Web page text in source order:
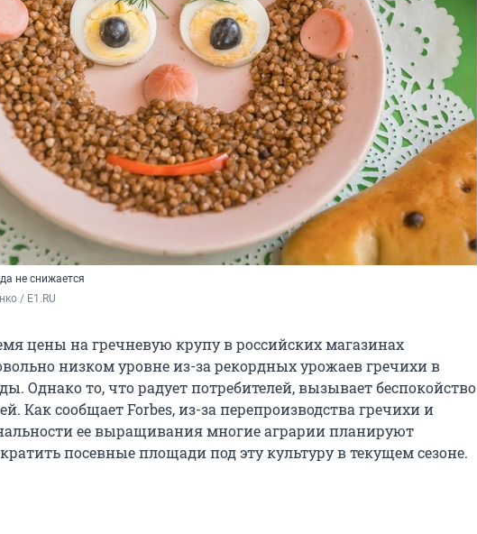
не снижается
/ E1.RU
цены на гречневую крупу в российских магазинах
низком уровне из-за рекордных урожаев гречихи в
Однако то, что радует потребителей, вызывает беспокойство
Как сообщает Forbes, из-за перепроизводства гречихи и
ее выращивания многие аграрии планируют
посевные площади под эту культуру в текущем сезоне.